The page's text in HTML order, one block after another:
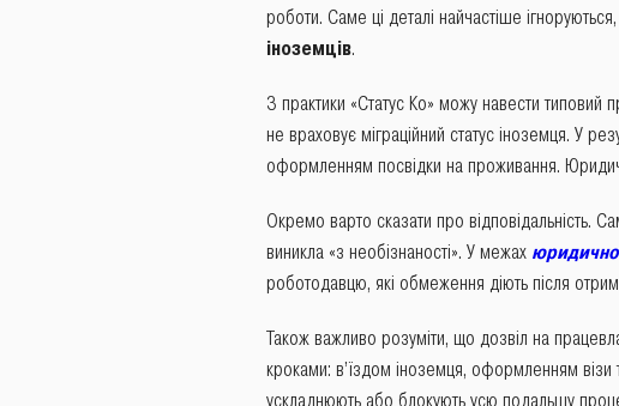
роботи. Саме ці деталі найчастіше
іноземців.
З практики «Статус Ко» можу навести
не враховує міграційний статус іноземця. У
оформленням посвідки на проживання.
Окремо варто сказати про відповідальність.
виникла «з необізнаності». У межах
роботодавцю, які обмеження діють після
Також важливо розуміти, що дозвіл на
кроками: в’їздом іноземця, оформленням
ускладнюють або блокують усю подальшу